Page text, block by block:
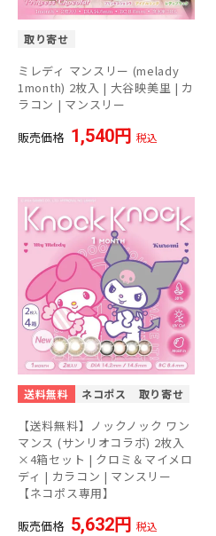
取り寄せ
ミレディ マンスリー (melady
1month) 2枚入 | 大谷映美里 | カ
ラコン | マンスリー
販売価格 1,540 税込
送料無料 ネコポス 取り寄せ
【送料無料】ノックノック ワン
マンス (サンリオコラボ) 2枚入
×4箱セット | クロミ＆マイメロ
ディ | カラコン | マンスリー
【ネコポス専用】
販売価格 5,632 税込